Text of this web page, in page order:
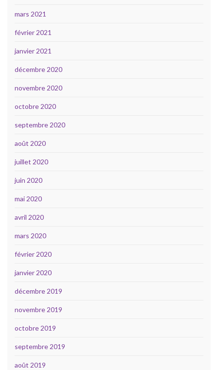
mars 2021
février 2021
janvier 2021
décembre 2020
novembre 2020
octobre 2020
septembre 2020
août 2020
juillet 2020
juin 2020
mai 2020
avril 2020
mars 2020
février 2020
janvier 2020
décembre 2019
novembre 2019
octobre 2019
septembre 2019
août 2019